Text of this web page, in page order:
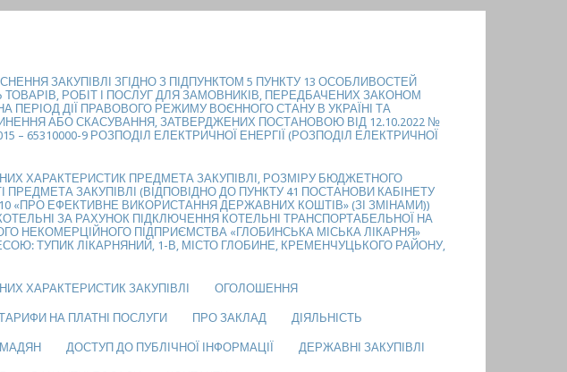
ЗАКУПІВЛІ ЗГІДНО З ПІДПУНКТОМ 5 ПУНКТУ 13 ОСОБЛИВОСТЕЙ
ТОВАРІВ, РОБІТ І ПОСЛУГ ДЛЯ ЗАМОВНИКІВ, ПЕРЕДБАЧЕНИХ ЗАКОНОМ
ПЕРІОД ДІЇ ПРАВОВОГО РЕЖИМУ ВОЄННОГО СТАНУ В УКРАЇНІ ТА
АБО СКАСУВАННЯ, ЗАТВЕРДЖЕНИХ ПОСТАНОВОЮ ВІД 12.10.2022 №
– 65310000-9 РОЗПОДІЛ ЕЛЕКТРИЧНОЇ ЕНЕРГІЇ (РОЗПОДІЛ ЕЛЕКТРИЧНОЇ
ХАРАКТЕРИСТИК ПРЕДМЕТА ЗАКУПІВЛІ, РОЗМІРУ БЮДЖЕТНОГО
ПРЕДМЕТА ЗАКУПІВЛІ (ВІДПОВІДНО ДО ПУНКТУ 41 ПОСТАНОВИ КАБІНЕТУ
710 «ПРО ЕФЕКТИВНЕ ВИКОРИСТАННЯ ДЕРЖАВНИХ КОШТІВ» (ЗІ ЗМІНАМИ))
ЗА РАХУНОК ПІДКЛЮЧЕННЯ КОТЕЛЬНІ ТРАНСПОРТАБЕЛЬНОЇ НА
НЕКОМЕРЦІЙНОГО ПІДПРИЄМСТВА «ГЛОБИНСЬКА МІСЬКА ЛІКАРНЯ»
ТУПИК ЛІКАРНЯНИЙ, 1-В, МІСТО ГЛОБИНЕ, КРЕМЕНЧУЦЬКОГО РАЙОНУ,
ХАРАКТЕРИСТИК ЗАКУПІВЛІ ОГОЛОШЕННЯ
НА ПЛАТНІ ПОСЛУГИ ПРО ЗАКЛАД ДІЯЛЬНІСТЬ
ДОСТУП ДО ПУБЛІЧНОЇ ІНФОРМАЦІЇ ДЕРЖАВНІ ЗАКУПІВЛІ